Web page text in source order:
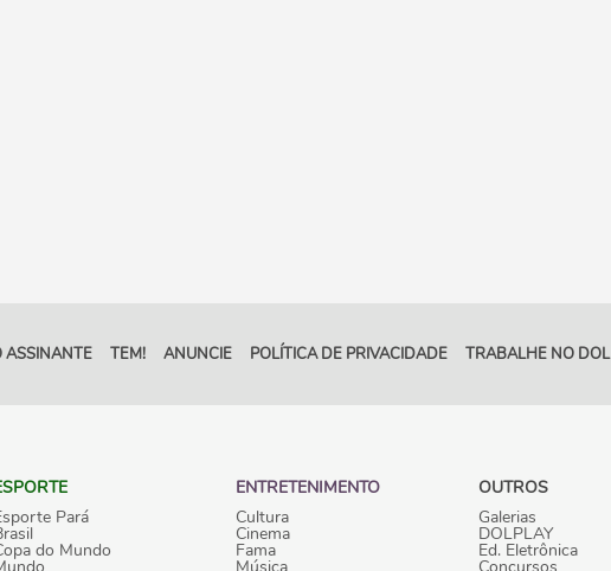
ASSINANTE TEM! ANUNCIE POLÍTICA DE PRIVACIDADE TRABALHE NO DOL
Pará
do Mundo
ENTRETENIMENTO
Cultura
Cinema
Fama
Música
OUTROS
Galerias
DOLPLAY
Ed. Eletrônica
Concursos